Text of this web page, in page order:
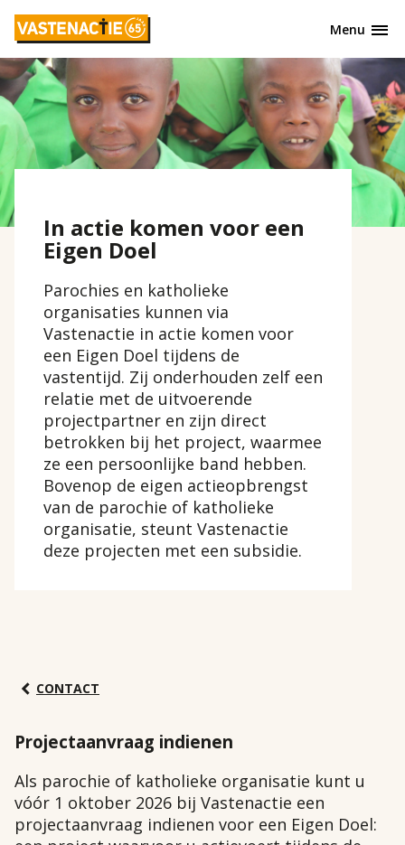
Overslaan
naar
de
inhoud
gaan
Menu
In actie komen voor een
Eigen Doel
Parochies en katholieke
organisaties kunnen via
Vastenactie in actie komen voor
een Eigen Doel tijdens de
vastentijd. Zij onderhouden zelf een
relatie met de uitvoerende
projectpartner en zijn direct
betrokken bij het project, waarmee
ze een persoonlijke band hebben.
Bovenop de eigen actieopbrengst
van de parochie of katholieke
organisatie, steunt Vastenactie
deze projecten met een subsidie.
CONTACT
Projectaanvraag indienen
Als parochie of katholieke organisatie kunt u
vóór 1 oktober 2026 bij Vastenactie een
projectaanvraag indienen voor een Eigen Doel: